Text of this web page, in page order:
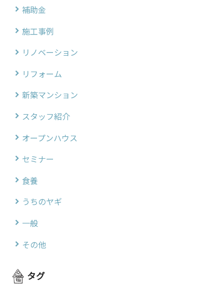
補助金
施工事例
リノベーション
リフォーム
新築マンション
スタッフ紹介
オープンハウス
セミナー
食養
うちのヤギ
一般
その他
タグ